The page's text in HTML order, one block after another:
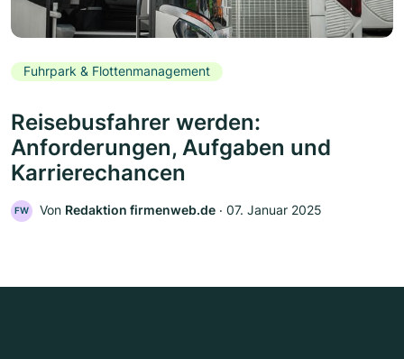
Fuhrpark & Flottenmanagement
Reisebusfahrer werden:
Anforderungen, Aufgaben und
Karrierechancen
FW Von Redaktion firmenweb.de ‧ 07. Januar 2025